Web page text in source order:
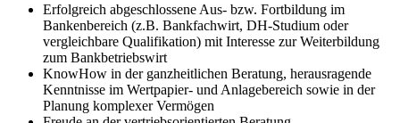
Erfolgreich abgeschlossene Aus- bzw. Fortbildung im
Bankenbereich (z.B. Bankfachwirt, DH-Studium oder
vergleichbare Qualifikation) mit Interesse zur Weiterbildung
zum Bankbetriebswirt
KnowHow in der ganzheitlichen Beratung, herausragende
Kenntnisse im Wertpapier- und Anlagebereich sowie in der
Planung komplexer Vermögen